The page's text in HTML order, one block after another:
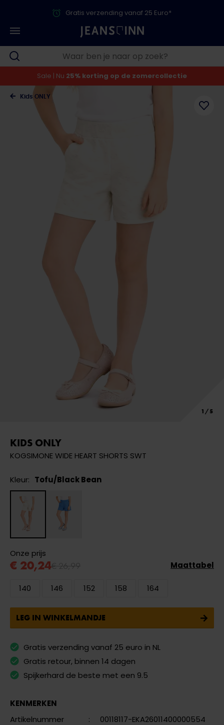
Gratis verzending vanaf 25 Euro*
Sale | Nu 25% korting op de zomercollectie
Kids ONLY
KIDS ONLY
KOGSIMONE WIDE HEART SHORTS SWT
Kleur: Tofu/Black Bean
Onze prijs
€ 20,24
140 146 152 158 164
Maattabel
LEG IN WINKELMANDJE
Gratis verzending vanaf 25 euro in NL
Gratis retour, binnen 14 dagen
Spijkerhard de beste met een 9.5
KENMERKEN
Artikelnummer
:
00118117-EKA26011400000554